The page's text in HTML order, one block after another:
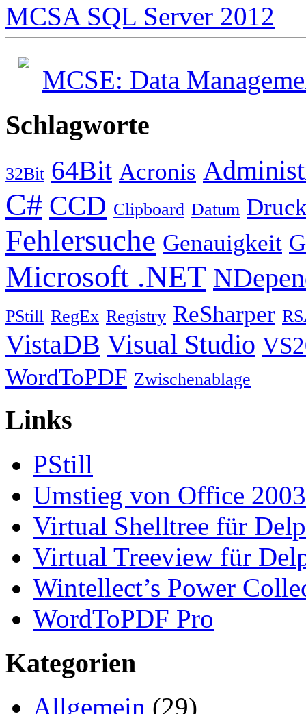
MCSA SQL Server 2012
MCSE: Data
Schlagworte
32Bit 64Bit Acronis
C# CCD Clipboard Datum
Fehlersuche Genauigkeit
Microsoft .NET
PStill RegEx Registry ReSharper
VistaDB Visual Studio
WordToPDF Zwischenablage
Links
PStill
Umstieg von Office
Virtual Shelltree für
Virtual Treeview für
Wintellect’s Power
WordToPDF Pro
Kategorien
Allgemein (29)